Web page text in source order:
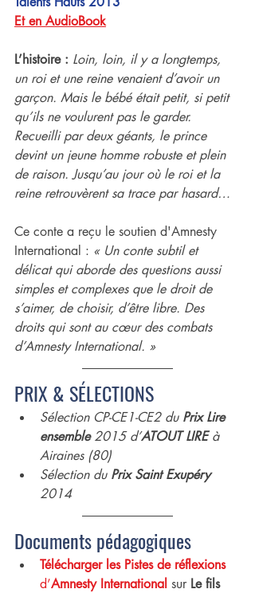
Et en AudioBook
L’histoire : Loin, loin, il y a longtemps,
un roi et une reine venaient d’avoir un
garçon. Mais le bébé était petit, si petit
qu’ils ne voulurent pas le garder.
Recueilli par deux géants, le prince
devint un jeune homme robuste et plein
de raison. Jusqu’au jour où le roi et la
reine retrouvèrent sa trace par hasard…
Ce conte a reçu le soutien d'Amnesty
International : « Un conte subtil et
délicat qui aborde des questions aussi
simples et complexes que le droit de
s’aimer, de choisir, d’être libre. Des
droits qui sont au cœur des combats
d’Amnesty International. »
PRIX & SÉLECTIONS
Sélection CP-CE1-CE2 du Prix Lire
ensemble 2015 d’ATOUT LIRE à
Airaines (80)
Sélection du Prix Saint Exupéry
2014
Documents pédagogiques
Télécharger les Pistes de réflexions
d’Amnesty International sur Le fils